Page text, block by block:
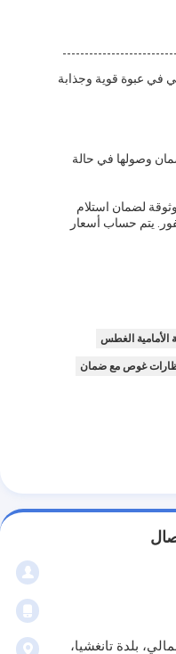
في عبوة قوية وجذابة
وصولها في حالة
لضمان استلام
يتم حساب أسعار
الأمامية الغطس
غوص مع ضمان
الشمالي، بلدة تانغشيا،